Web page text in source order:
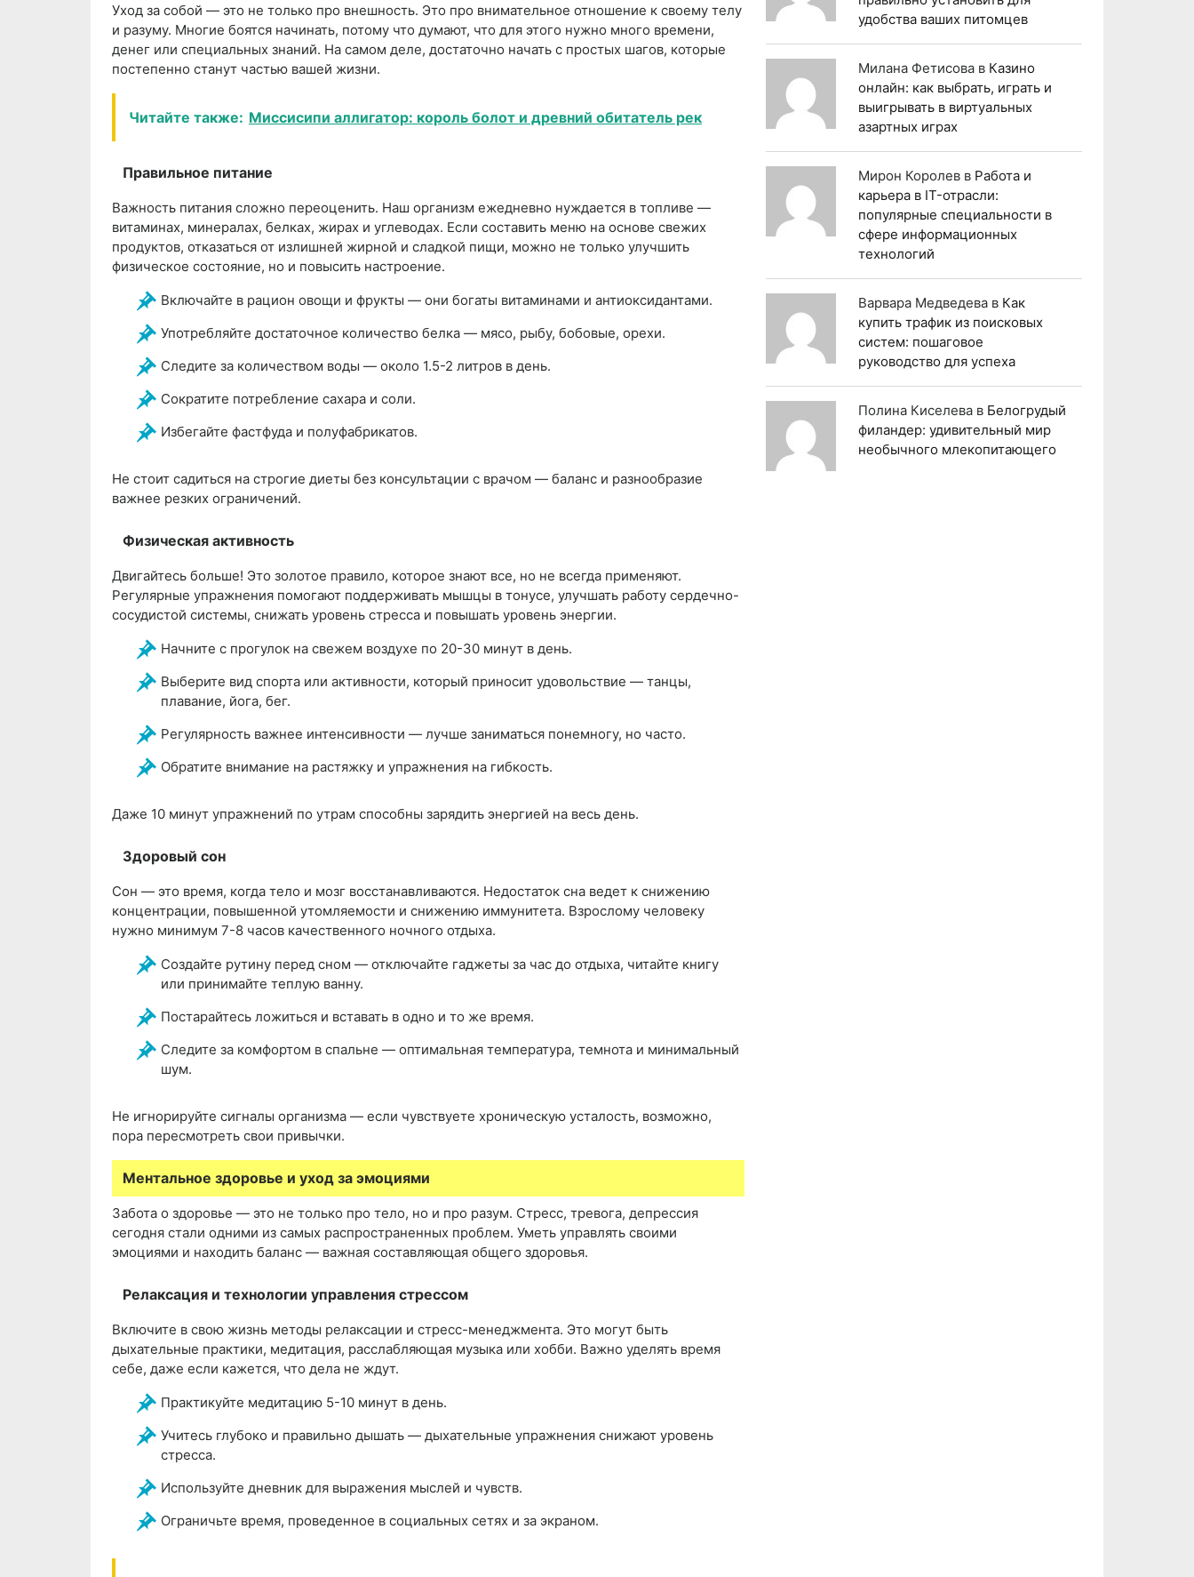
Уход за собой — это не только про внешность. Это про внимательное отношение к своему телу
и разуму. Многие боятся начинать, потому что думают, что для этого нужно много времени,
денег или специальных знаний. На самом деле, достаточно начать с простых шагов, которые
постепенно станут частью вашей жизни.
Читайте также: Миссисипи аллигатор: король болот и древний обитатель рек
Правильное питание
Важность питания сложно переоценить. Наш организм ежедневно нуждается в топливе —
витаминах, минералах, белках, жирах и углеводах. Если составить меню на основе свежих
продуктов, отказаться от излишней жирной и сладкой пищи, можно не только улучшить
физическое состояние, но и повысить настроение.
Включайте в рацион овощи и фрукты — они богаты витаминами и антиоксидантами.
Употребляйте достаточное количество белка — мясо, рыбу, бобовые, орехи.
Следите за количеством воды — около 1.5-2 литров в день.
Сократите потребление сахара и соли.
Избегайте фастфуда и полуфабрикатов.
Не стоит садиться на строгие диеты без консультации с врачом — баланс и разнообразие
важнее резких ограничений.
Физическая активность
Двигайтесь больше! Это золотое правило, которое знают все, но не всегда применяют.
Регулярные упражнения помогают поддерживать мышцы в тонусе, улучшать работу сердечно-
сосудистой системы, снижать уровень стресса и повышать уровень энергии.
Начните с прогулок на свежем воздухе по 20-30 минут в день.
Выберите вид спорта или активности, который приносит удовольствие — танцы,
плавание, йога, бег.
Регулярность важнее интенсивности — лучше заниматься понемногу, но часто.
Обратите внимание на растяжку и упражнения на гибкость.
Даже 10 минут упражнений по утрам способны зарядить энергией на весь день.
Здоровый сон
Сон — это время, когда тело и мозг восстанавливаются. Недостаток сна ведет к снижению
концентрации, повышенной утомляемости и снижению иммунитета. Взрослому человеку
нужно минимум 7-8 часов качественного ночного отдыха.
Создайте рутину перед сном — отключайте гаджеты за час до отдыха, читайте книгу
или принимайте теплую ванну.
Постарайтесь ложиться и вставать в одно и то же время.
Следите за комфортом в спальне — оптимальная температура, темнота и минимальный
шум.
Не игнорируйте сигналы организма — если чувствуете хроническую усталость, возможно,
пора пересмотреть свои привычки.
Ментальное здоровье и уход за эмоциями
Забота о здоровье — это не только про тело, но и про разум. Стресс, тревога, депрессия
сегодня стали одними из самых распространенных проблем. Уметь управлять своими
эмоциями и находить баланс — важная составляющая общего здоровья.
Релаксация и технологии управления стрессом
Включите в свою жизнь методы релаксации и стресс-менеджмента. Это могут быть
дыхательные практики, медитация, расслабляющая музыка или хобби. Важно уделять время
себе, даже если кажется, что дела не ждут.
Практикуйте медитацию 5-10 минут в день.
Учитесь глубоко и правильно дышать — дыхательные упражнения снижают уровень
стресса.
Используйте дневник для выражения мыслей и чувств.
Ограничьте время, проведенное в социальных сетях и за экраном.
удобства ваших питомцев
Милана Фетисова в Казино
онлайн: как выбрать, играть и
выигрывать в виртуальных
азартных играх
Мирон Королев в Работа и
карьера в IT-отрасли:
популярные специальности в
сфере информационных
технологий
Варвара Медведева в Как
купить трафик из поисковых
систем: пошаговое
руководство для успеха
Полина Киселева в Белогрудый
филандер: удивительный мир
необычного млекопитающего